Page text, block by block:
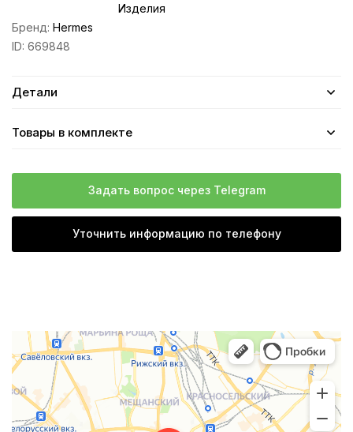
Изделия
Бренд: Hermes
ID: 669848
Детали
Товары в комплекте
Задать вопрос через Telegram
Уточнить информацию по телефону